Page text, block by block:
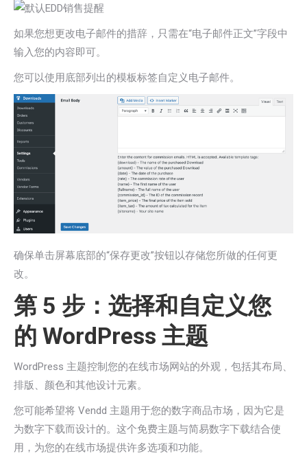
如果您想更改电子邮件的措辞，只需在“电子邮件正文”字段中
输入您的内容即可。
您可以使用底部列出的模板标签自定义电子邮件。
确保单击屏幕底部的“保存更改”按钮以存储您所做的任何更
改。
第 5 步：选择和自定义您
的 WordPress 主题
WordPress 主题控制您的在线市场网站的外观，包括其布局、
排版、颜色和其他设计元素。
您可能希望将 Vendd 主题用于您的数字商品市场，因为它是
为数字下载而设计的。这个免费主题与简易数字下载结合使
用，为您的在线市场提供许多选项和功能。